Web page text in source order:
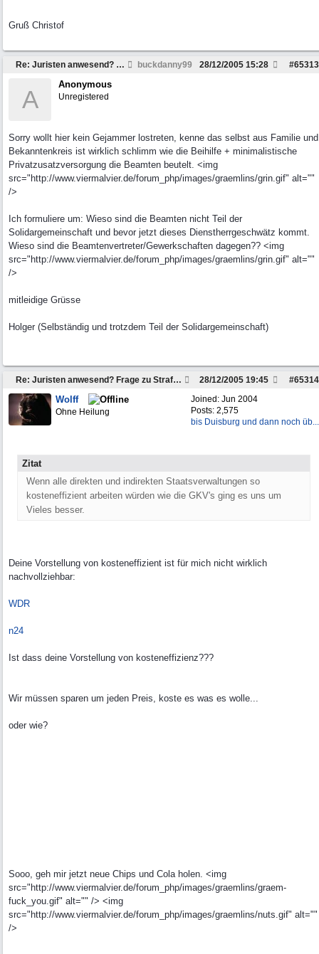
Gruß Christof
Re: Juristen anwesend? Frage zu Strafzettel buckdanny99 #65313
28/12/2005 15:28
A
Anonymous
Unregistered
Sorry wollt hier kein Gejammer lostreten, kenne das selbst aus Familie und
Bekanntenkreis ist wirklich schlimm wie die Beihilfe + minimalistische
Privatzusatzversorgung die Beamten beutelt. <img
src="http://www.viermalvier.de/forum_php/images/graemlins/grin.gif" alt=""
/>
Ich formuliere um: Wieso sind die Beamten nicht Teil der
Solidargemeinschaft und bevor jetzt dieses Dienstherrgeschwätz kommt.
Wieso sind die Beamtenvertreter/Gewerkschaften dagegen?? <img
src="http://www.viermalvier.de/forum_php/images/graemlins/grin.gif" alt=""
/>
mitleidige Grüsse
Holger (Selbständig und trotzdem Teil der Solidargemeinschaft)
Re: Juristen anwesend? Frage zu Strafzettel #65314
28/12/2005 19:45
Joined: Jun 2004
Posts: 2,575
bis Duisburg und dann noch üb...
Wolff
Ohne Heilung
Zitat
Wenn alle direkten und indirekten Staatsverwaltungen so
kosteneffizient arbeiten würden wie die GKV's ging es uns um
Vieles besser.
Deine Vorstellung von kosteneffizient ist für mich nicht wirklich
nachvollziehbar:
WDR
n24
Ist dass deine Vorstellung von kosteneffizienz???
Wir müssen sparen um jeden Preis, koste es was es wolle...
oder wie?
Sooo, geh mir jetzt neue Chips und Cola holen. <img
src="http://www.viermalvier.de/forum_php/images/graemlins/graem-
fuck_you.gif" alt="" /> <img
src="http://www.viermalvier.de/forum_php/images/graemlins/nuts.gif" alt=""
/>